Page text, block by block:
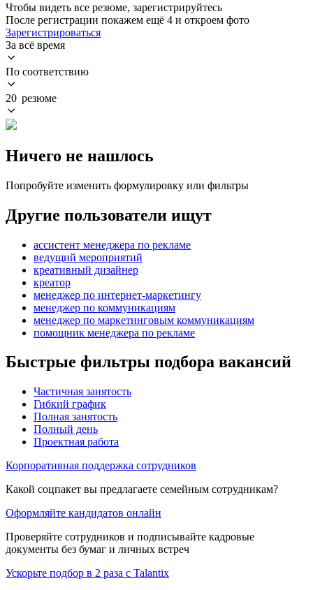
Чтобы видеть все резюме, зарегистрируйтесь
После регистрации покажем ещё 4 и откроем фото
Зарегистрироваться
За всё время
По соответствию
20 резюме
Ничего не нашлось
Попробуйте изменить формулировку или фильтры
Другие пользователи ищут
ассистент менеджера по рекламе
ведущий мероприятий
креативный дизайнер
креатор
менеджер по интернет-маркетингу
менеджер по коммуникациям
менеджер по маркетинговым коммуникациям
помощник менеджера по рекламе
Быстрые фильтры подбора вакансий
Частичная занятость
Гибкий график
Полная занятость
Полный день
Проектная работа
Корпоративная поддержка сотрудников
Какой соцпакет вы предлагаете семейным сотрудникам?
Оформляйте кандидатов онлайн
Проверяйте сотрудников и подписывайте кадровые
документы без бумаг и личных встреч
Ускорьте подбор в 2 раза с Talantix